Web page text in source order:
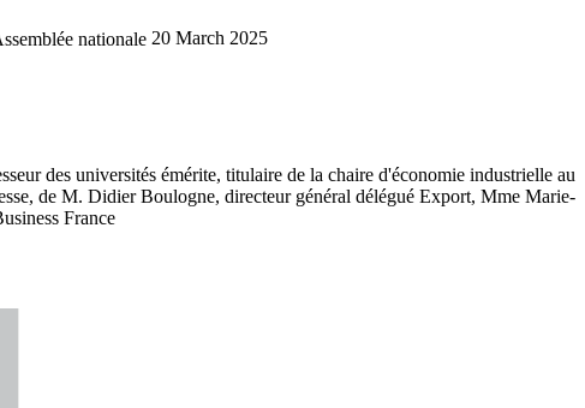
nationale 20 March 2025
des universités émérite, titulaire de la chaire d'économie industrielle au
de M. Didier Boulogne, directeur général délégué Export, Mme Marie-
France